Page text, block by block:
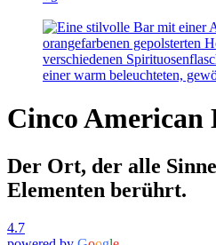
Cinco
Der Ort, der alle
Elementen berührt.
4.7